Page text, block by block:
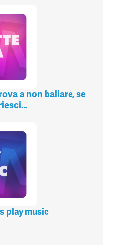
a non ballare, se
play music